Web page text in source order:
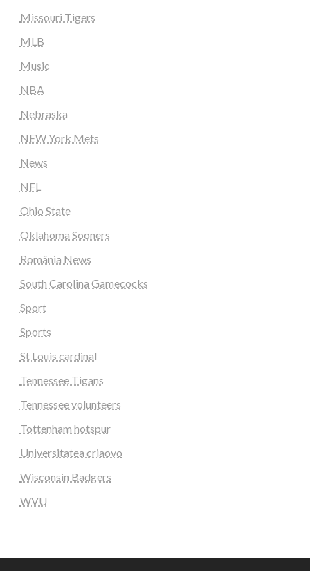
Missouri Tigers
MLB
Music
NBA
Nebraska
NEW York Mets
News
NFL
Ohio State
Oklahoma Sooners
România News
South Carolina Gamecocks
Sport
Sports
St Louis cardinal
Tennessee Tigans
Tennessee volunteers
Tottenham hotspur
Universitatea criaovo
Wisconsin Badgers
WVU